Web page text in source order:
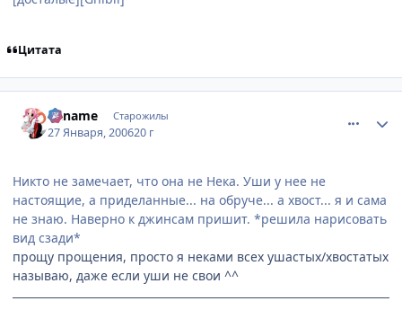
Цитата
Kaname Старожилы
27 Января, 200620 г
Никто не замечает, что она не Нека. Уши у нее не
настоящие, а приделанные... на обруче... а хвост... я и сама
не знаю. Наверно к джинсам пришит. *решила нарисовать
вид сзади*
прощу прощения, просто я неками всех ушастых/хвостатых
называю, даже если уши не свои ^^